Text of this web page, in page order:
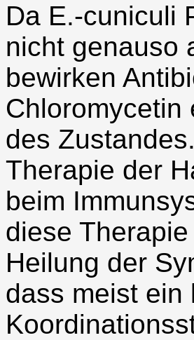
Da E.-cuniculi
nicht genauso
bewirken
Chloromycetin
des
Therapie der
beim
diese
Heilung der
dass meist ein